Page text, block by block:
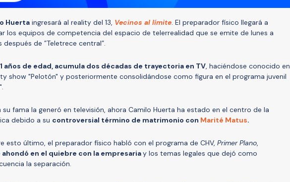
Huerta ingresará al reality del 13, Vecinos al límite. El preparador físico llegará a
los equipos de competencia del espacio de telerrealidad que se emite de lunes a
después de ”Teletrece central”.
años de edad, acumula dos décadas de trayectoria en TV, haciéndose conocido en
show "Pelotón" y posteriormente consolidándose como figura en el programa juvenil
su fama la generó en televisión, ahora Camilo Huerta ha estado en el centro de la
debido a su controversial término de matrimonio con Marité Matus.
esto último, el preparador físico habló con el programa de CHV, Primer Plano,
ahondó en el quiebre con la empresariay los temas legales que dejó como
la separación.